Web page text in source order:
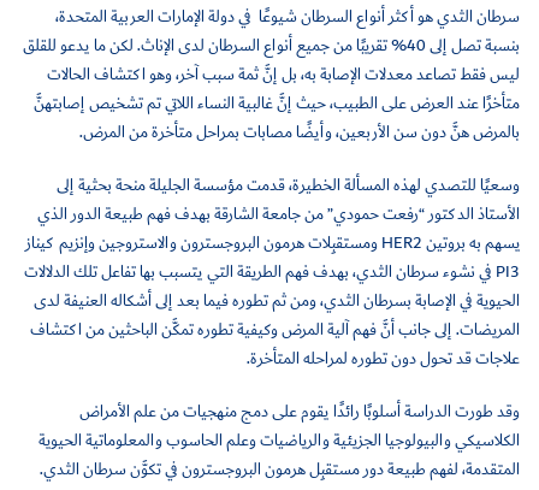
سرطان الثدي هو أكثر أنواع السرطان شيوعًا في دولة الإمارات العربية المتحدة،
بنسبة تصل إلى 40% تقريبًا من جميع أنواع السرطان لدى الإناث. لكن ما يدعو للقلق
ليس فقط تصاعد معدلات الإصابة به، بل إنَّ ثمة سبب آخر، وهو اكتشاف الحالات
متأخرًا عند العرض على الطبيب، حيث إنَّ غالبية النساء اللاتي تم تشخيص إصابتهنَّ
بالمرض هنَّ دون سن الأربعين، وأيضًا مصابات بمراحل متأخرة من المرض.
وسعيًا للتصدي لهذه المسألة الخطيرة، قدمت مؤسسة الجليلة منحة بحثية إلى
الأستاذ الدكتور “رفعت حمودي” من جامعة الشارقة بهدف فهم طبيعة الدور الذي
يسهم به بروتين HER2 ومستقبِلات هرمون البروجسترون والاستروجين وإنزيم كيناز
PI3 في نشوء سرطان الثدي، بهدف فهم الطريقة التي يتسبب بها تفاعل تلك الدلالات
الحيوية في الإصابة بسرطان الثدي، ومن ثم تطوره فيما بعد إلى أشكاله العنيفة لدى
المريضات. إلى جانب أنَّ فهم آلية المرض وكيفية تطوره تمكَّن الباحثين من اكتشاف
علاجات قد تحول دون تطوره لمراحله المتأخرة.
وقد طورت الدراسة أسلوبًا رائدًا يقوم على دمج منهجيات من علم الأمراض
الكلاسيكي والبيولوجيا الجزيئية والرياضيات وعلم الحاسوب والمعلوماتية الحيوية
المتقدمة، لفهم طبيعة دور مستقبِل هرمون البروجسترون في تكوَّن سرطان الثدي.